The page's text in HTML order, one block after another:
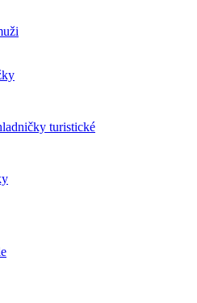
turistické